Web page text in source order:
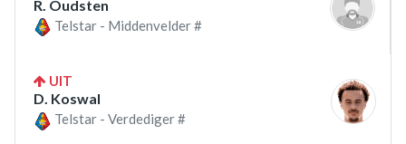
R. Oudsten
Telstar - Middenvelder #
UIT
D. Koswal
Telstar - Verdediger #